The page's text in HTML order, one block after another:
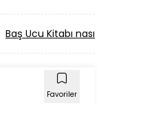
Baş Ucu Kitabı nasıl yazılır?
Favoriler